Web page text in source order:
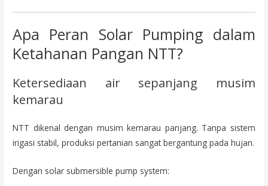
Apa Peran Solar Pumping dalam
Ketahanan Pangan NTT?
Ketersediaan air sepanjang musim
kemarau
NTT dikenal dengan musim kemarau panjang. Tanpa sistem
irigasi stabil, produksi pertanian sangat bergantung pada hujan.
Dengan solar submersible pump system: